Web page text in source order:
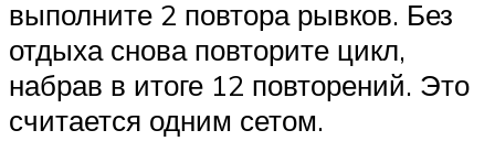
выполните 2 повтора рывков. Без
отдыха снова повторите цикл,
набрав в итоге 12 повторений. Это
считается одним сетом.